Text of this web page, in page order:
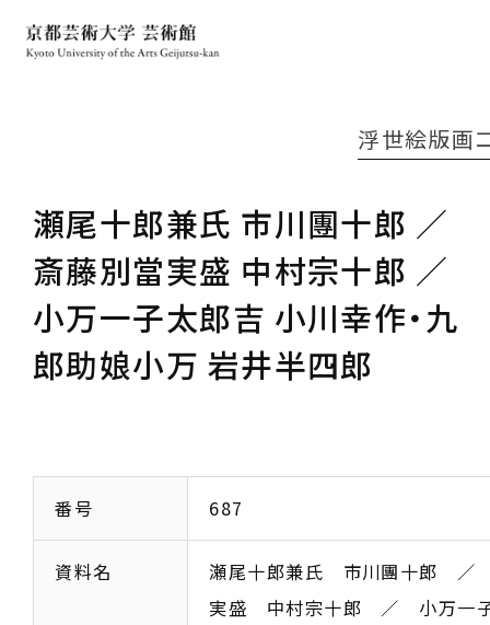
瀬尾十郎兼氏 市川團十郎 ／
斎藤別當実盛 中村宗十郎 ／
小万一子太郎吉 小川幸作・九
郎助娘小万 岩井半四郎
浮世絵版画
番号 687
資料名
瀬尾十郎兼氏 市川團十郎 ／
実盛 中村宗十郎 ／ 小万一